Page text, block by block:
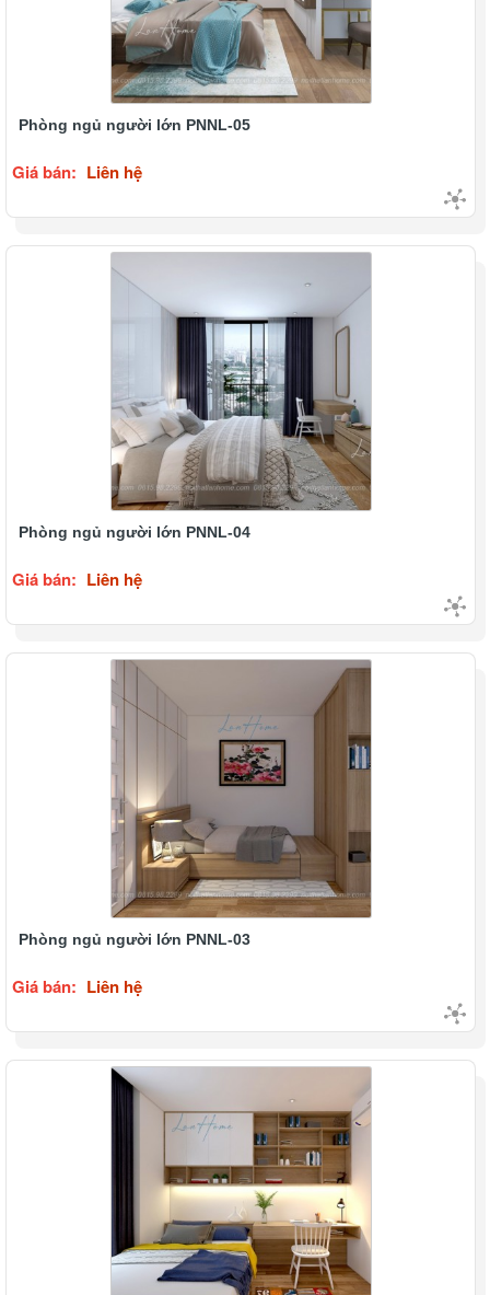
Phòng ngủ người lớn PNNL-05
Giá bán: Liên hệ
Phòng ngủ người lớn PNNL-04
Giá bán: Liên hệ
Phòng ngủ người lớn PNNL-03
Giá bán: Liên hệ